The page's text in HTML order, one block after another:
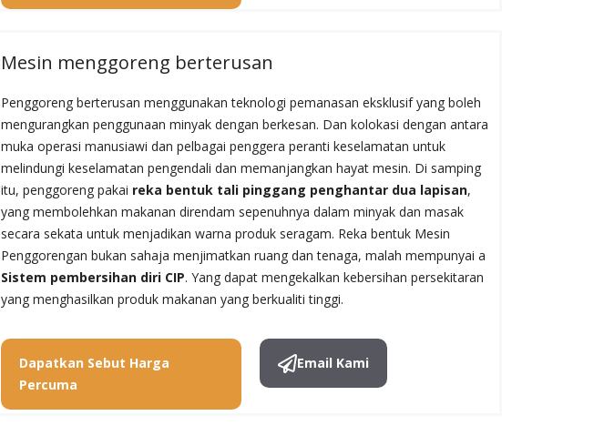
Mesin menggoreng berterusan
Penggoreng berterusan menggunakan teknologi pemanasan eksklusif yang boleh
mengurangkan penggunaan minyak dengan berkesan. Dan kolokasi dengan antara
muka operasi manusiawi dan pelbagai penggera peranti keselamatan untuk
melindungi keselamatan pengendali dan memanjangkan hayat mesin. Di samping
itu, penggoreng pakai reka bentuk tali pinggang penghantar dua lapisan,
yang membolehkan makanan direndam sepenuhnya dalam minyak dan masak
secara sekata untuk menjadikan warna produk seragam. Reka bentuk Mesin
Penggorengan bukan sahaja menjimatkan ruang dan tenaga, malah mempunyai a
Sistem pembersihan diri CIP. Yang dapat mengekalkan kebersihan persekitaran
yang menghasilkan produk makanan yang berkualiti tinggi.
Dapatkan Sebut Harga
Percuma
Email Kami